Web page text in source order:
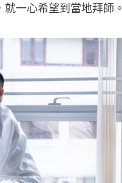
一心希望到當地拜師。